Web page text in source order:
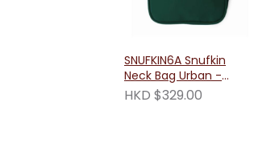
SNUFKIN6A Snufkin
Neck Bag Urban -
Green
HKD $329.00